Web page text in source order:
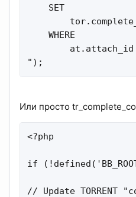
    SET
    WHERE
");
Или просто
<?php
if
// Update TORRENT